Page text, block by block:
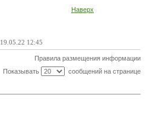
Наверх
19.05.22 12:45
Правила размещения информации
Показывать
сообщений на странице